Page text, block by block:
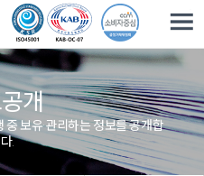
개
보유·관리하는 정보를 공개합
.